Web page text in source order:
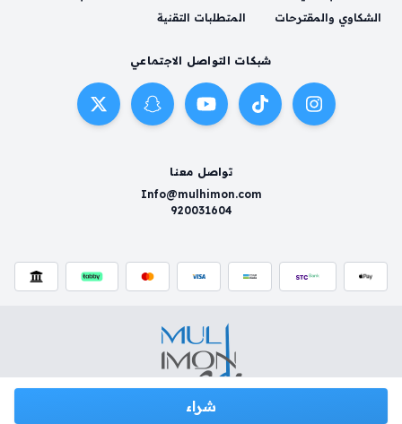
شراء
الشكاوي والمقترحات
المتطلبات التقنية
شبكات التواصل الاجتماعي
تواصل معنا
Info@mulhimon.com
920031604